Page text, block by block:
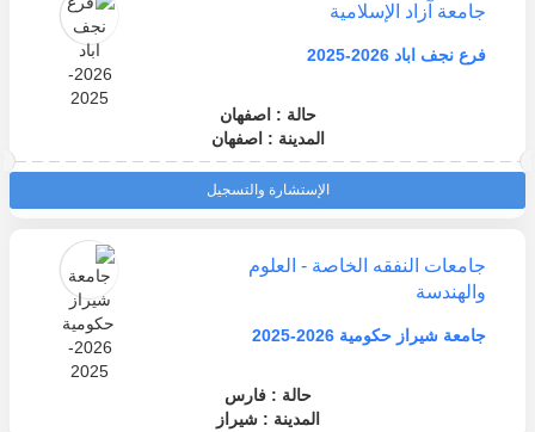
جامعة آزاد الإسلامية
فرع نجف اباد 2026-2025
حالة : اصفهان
المدينة : اصفهان
الإستشارة والتسجيل
جامعات النفقه الخاصة - العلوم
والهندسة
جامعة شيراز حكومية 2026-2025
حالة : فارس
المدينة : شيراز